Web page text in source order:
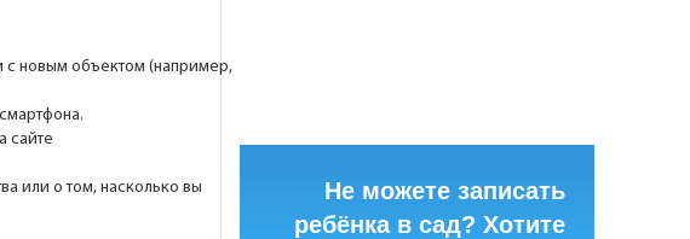
новым объектом (например,
сайте
или о том, насколько вы
Не можете записать
ребёнка в сад? Хотите